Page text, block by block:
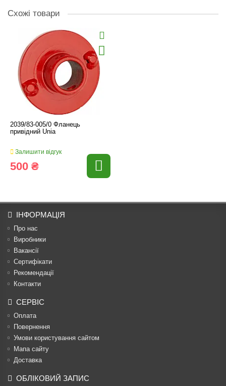
Схожі товари
2039/83-005/0 Фланець
привідний Unia
Залишити відгук
500 ₴
ІНФОРМАЦІЯ
Про нас
Виробники
Вакансії
Сертифікати
Рекомендації
Контакти
СЕРВІС
Оплата
Повернення
Умови користування сайтом
Мапа сайту
Доставка
ОБЛІКОВИЙ ЗАПИС